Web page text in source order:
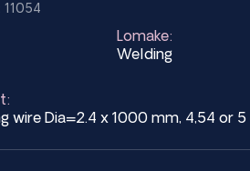
11054
Lomake:
Welding
wire Dia=2.4 x 1000 mm, 4,54 or